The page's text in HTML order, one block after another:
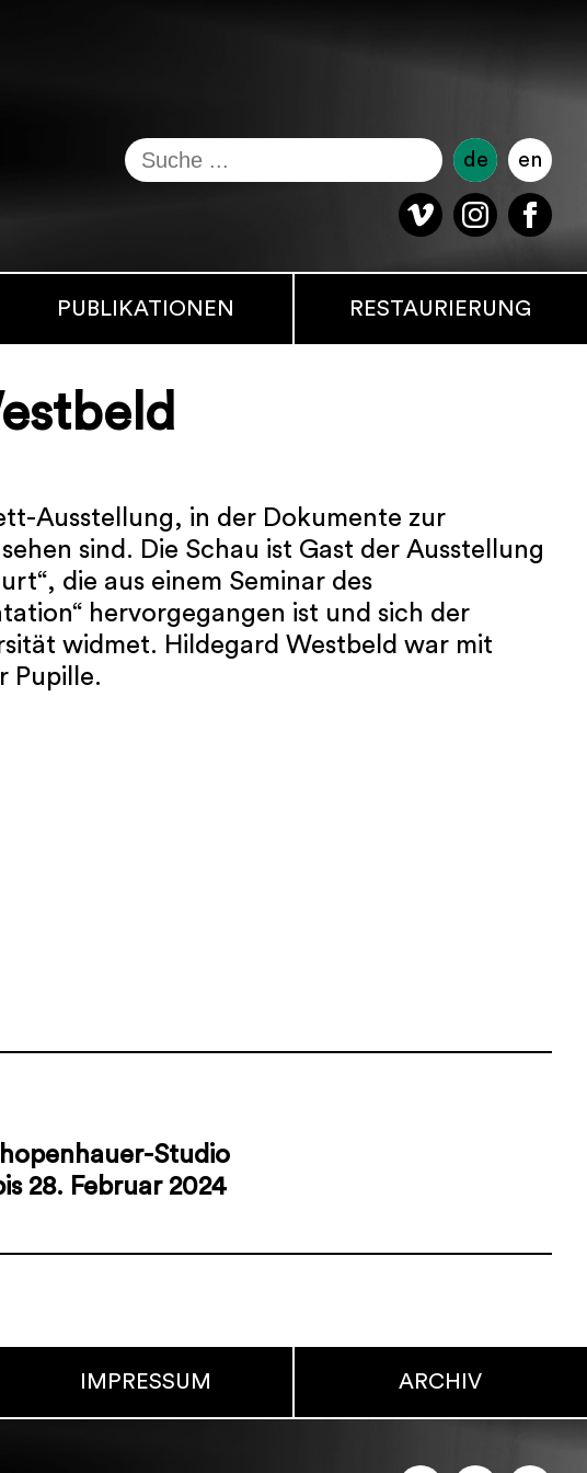
de en
PUBLIKATIONEN RESTAURIERUNG
Ausstellung, in der Dokumente zur
sind. Die Schau ist Gast der Ausstellung
die aus einem Seminar des
hervorgegangen ist und sich der
widmet. Hildegard Westbeld war mit
Pupille.
Studio
28. Februar 2024
IMPRESSUM ARCHIV